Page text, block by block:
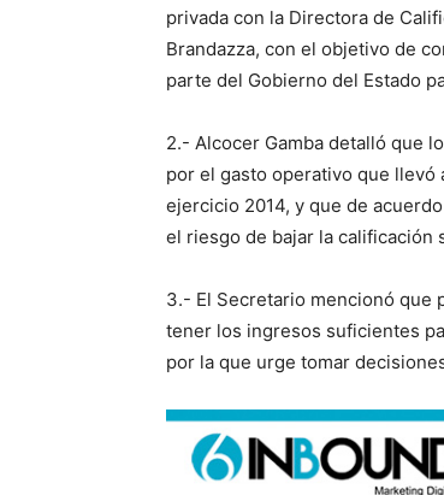
privada con la Directora de
Brandazza, con el objetivo de
parte del Gobierno del Estado
2.- Alcocer Gamba detalló que
por el gasto operativo que
ejercicio 2014, y que de
el riesgo de bajar la
3.- El Secretario mencionó que
tener los ingresos suficientes
por la que urge tomar